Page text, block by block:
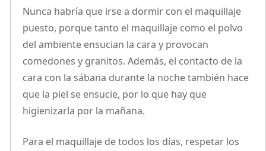
Nunca habría que irse a dormir con el maquillaje
puesto, porque tanto el maquillaje como el polvo
del ambiente ensucian la cara y provocan
comedones y granitos. Además, el contacto de la
cara con la sábana durante la noche también hace
que la piel se ensucie, por lo que hay que
higienizarla por la mañana.
Para el maquillaje de todos los días, respetar los